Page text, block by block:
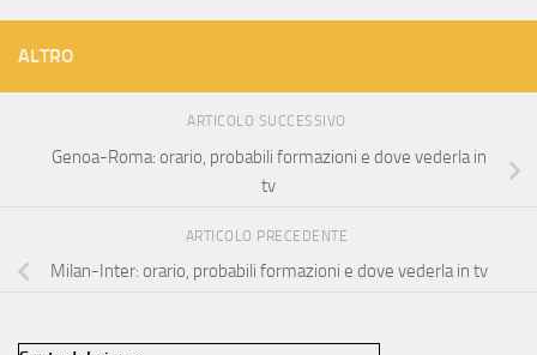
ALTRO
ARTICOLO SUCCESSIVO
Genoa-Roma: orario, probabili formazioni e dove vederla in
tv
ARTICOLO PRECEDENTE
Milan-Inter: orario, probabili formazioni e dove vederla in tv